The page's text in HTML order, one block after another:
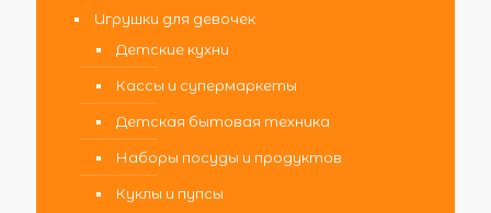
Игрушки для девочек
Детские кухни
Кассы и супермаркеты
Детская бытовая техника
Наборы посуды и продуктов
Куклы и пупсы